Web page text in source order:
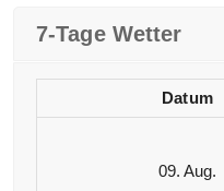
7-Tage Wetter
Datum
09. Aug.